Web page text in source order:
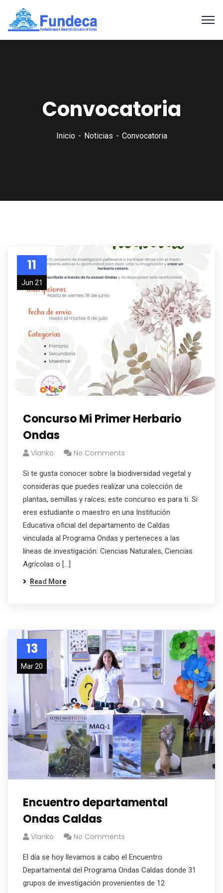
Convocatoria
Inicio Noticias Convocatoria
11
Jun 21
Concurso Mi Primer Herbario
Ondas
Vlanko No Comments
Si te gusta conocer sobre la biodiversidad vegetal y
consideras que puedes realizar una colección de
plantas, semillas y raíces; este concurso es para ti. Si
eres estudiante o maestro en una Institución
Educativa oficial del departamento de Caldas
vinculada al Programa Ondas y perteneces a las
líneas de investigación: Ciencias Naturales, Ciencias
Agrícolas o […]
Read More
13
Mar 20
Encuentro departamental
Ondas Caldas
Vlanko No Comments
El día se hoy llevamos a cabo el Encuentro
Departamental del Programa Ondas Caldas donde 31
grupos de investigación provenientes de 12